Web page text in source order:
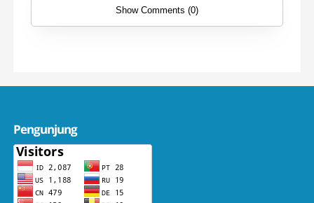
Show Comments (0)
Pengunjung